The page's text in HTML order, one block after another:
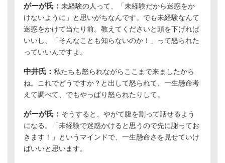
がーが氏： 未経験の人って、「未経験だから迷惑をか
けないように」と思いがちなんです。でも未経験なんて
迷惑をかけて当たり前。教えてくださいと頭を下げれば
いいし、「そんなことも知らないのか！」って怒られた
っていいんですよ。
中井氏： 私たちも怒られながらここまで来ましたから
ね。これでどうですか？と出して怒られて、一生懸命考
えて調べて、でもやっぱり怒られたりして。
がーが氏： そうすると、やがて腹を割って話せるよう
になる。「未経験で迷惑かけると思うので先に謝ってお
きます！」というマインドで、一生懸命さを見せていけ
ばいいと思います。